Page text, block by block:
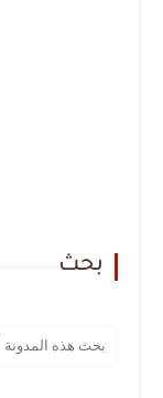
بحث